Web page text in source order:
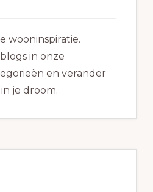
wooninspiratie.
in onze
en verander
je droom.